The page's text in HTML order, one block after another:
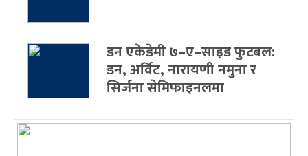
डन एकेडेमी ७–ए–साइड फुटबल:
डन, अर्विट, नारायणी नमुना र
सिर्जना सेमिफाइनलमा